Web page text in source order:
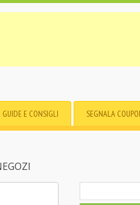
GUIDE E CONSIGLI SEGNALA